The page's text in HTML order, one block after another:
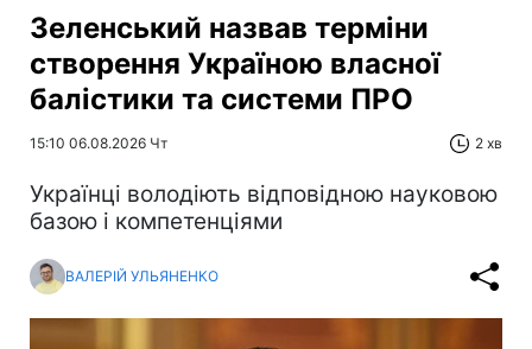
Зеленський назвав терміни
створення Україною власної
балістики та системи ПРО
15:10 06.08.2026 Чт 2 хв
Українці володіють відповідною науковою
базою і компетенціями
ВАЛЕРІЙ УЛЬЯНЕНКО